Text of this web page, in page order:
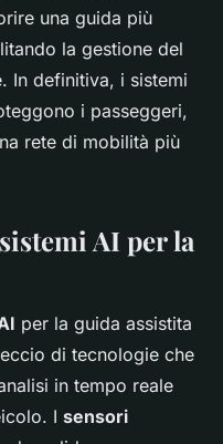
una guida più
la gestione del
In definitiva, i sistemi
i passeggeri,
rete di mobilità più
AI per la
per la guida assistita
di tecnologie che
in tempo reale
I sensori